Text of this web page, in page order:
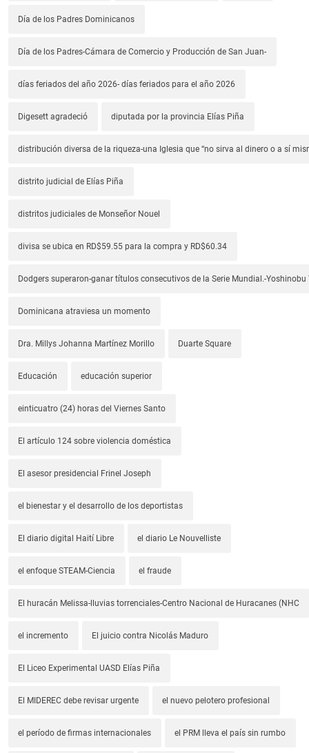
Día de los Padres Dominicanos
Día de los Padres-Cámara de Comercio y Producción de San Juan-
días feriados del año 2026- días feriados para el año 2026
Digesett agradeció diputada por la provincia Elías Piña
distribución diversa de la riqueza-una Iglesia que “no sirva al dinero o a sí
distrito judicial de Elías Piña
distritos judiciales de Monseñor Nouel
divisa se ubica en RD$59.55 para la compra y RD$60.34
Dodgers superaron-ganar títulos consecutivos de la Serie Mundial.-
Dominicana atraviesa un momento
Dra. Millys Johanna Martínez Morillo Duarte Square
Educación educación superior
einticuatro (24) horas del Viernes Santo
El artículo 124 sobre violencia doméstica
El asesor presidencial Frinel Joseph
el bienestar y el desarrollo de los deportistas
El diario digital Haití Libre el diario Le Nouvelliste
el enfoque STEAM-Ciencia el fraude
El huracán Melissa-lluvias torrenciales-Centro Nacional de Huracanes (NHC
el incremento El juicio contra Nicolás Maduro
El Liceo Experimental UASD Elías Piña
El MIDEREC debe revisar urgente el nuevo pelotero profesional
el período de firmas internacionales el PRM lleva el país sin rumbo